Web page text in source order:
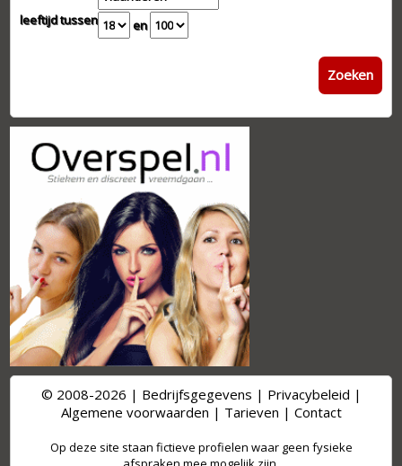
leeftijd tussen
en
Zoeken
© 2008-2026 | Bedrijfsgegevens | Privacybeleid |
Algemene voorwaarden | Tarieven | Contact
Op deze site staan fictieve profielen waar geen fysieke